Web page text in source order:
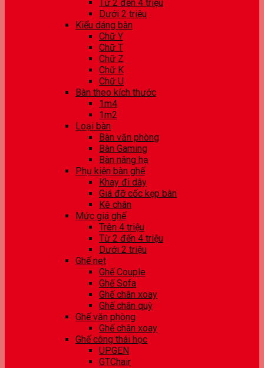
Từ 2 đến 4 triệu
Dưới 2 triệu
Kiểu dáng bàn
Chữ Y
Chữ T
Chữ Z
Chữ K
Chữ U
Bàn theo kích thước
1m4
1m2
Loại bàn
Bàn văn phòng
Bàn Gaming
Bàn nâng hạ
Phụ kiện bàn ghế
Khay đi dây
Giá đỡ cốc kẹp bàn
Kê chân
Mức giá ghế
Trên 4 triệu
Từ 2 đến 4 triệu
Dưới 2 triệu
Ghế net
Ghế Couple
Ghế Sofa
Ghế chân xoay
Ghế chân quỳ
Ghế văn phòng
Ghế chân xoay
Ghế công thái học
UPGEN
GTChair